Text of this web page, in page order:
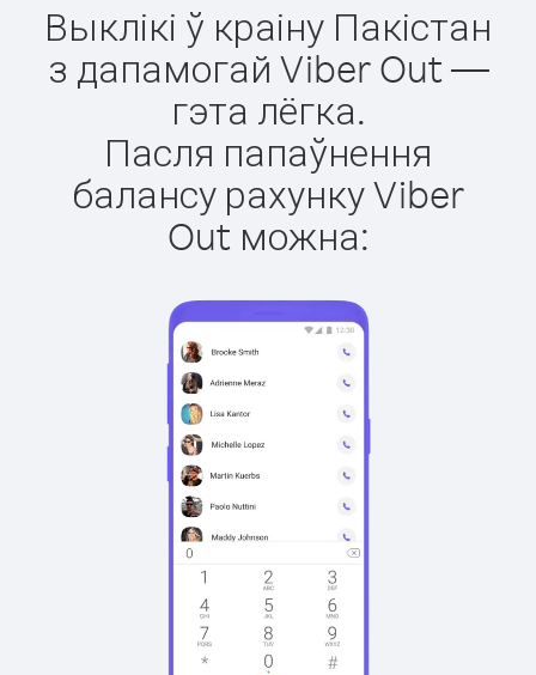
Выклікі ў краіну Пакістан
з дапамогай Viber Out —
гэта лёгка.
Пасля папаўнення
балансу рахунку Viber
Out можна: